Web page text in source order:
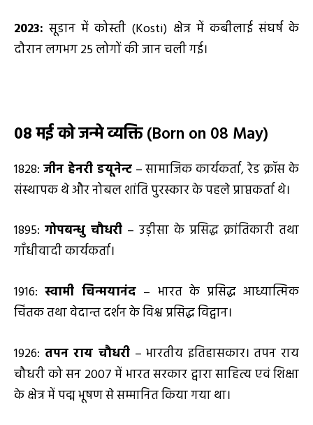
2023: सूडान में कोस्ती (Kosti) क्षेत्र में कबीलाई संघर्ष के
दौरान लगभग 25 लोगों की जान चली गई।
08मईको जन्मे व्यक्ति(Born on 08 May)
1828: जीन हेनरी डयूनेन्ट– सामाजिक कार्यकर्ता, रेड क्रॉस के
संस्थापक थे और नोबल शांति पुरस्कार के पहले प्राप्तकर्ता थे।
1895: गोपबन्धु चौधरी – उड़ीसा के प्रसिद्ध क्रांतिकारी तथा
गाँधीवादी कार्यकर्ता।
1916:स्वामी चिन्मयानंद – भारत के प्रसिद्ध आध्यात्मिक
चिंतक तथा वेदान्त दर्शन के विश्व प्रसिद्ध विद्वान।
1926: तपन राय चौधरी– भारतीय इतिहासकार। तपन राय
चौधरी को सन 2007 में भारत सरकार द्वारा साहित्य एवं शिक्षा
के क्षेत्र में पद्म भूषण से सम्मानित किया गया था।